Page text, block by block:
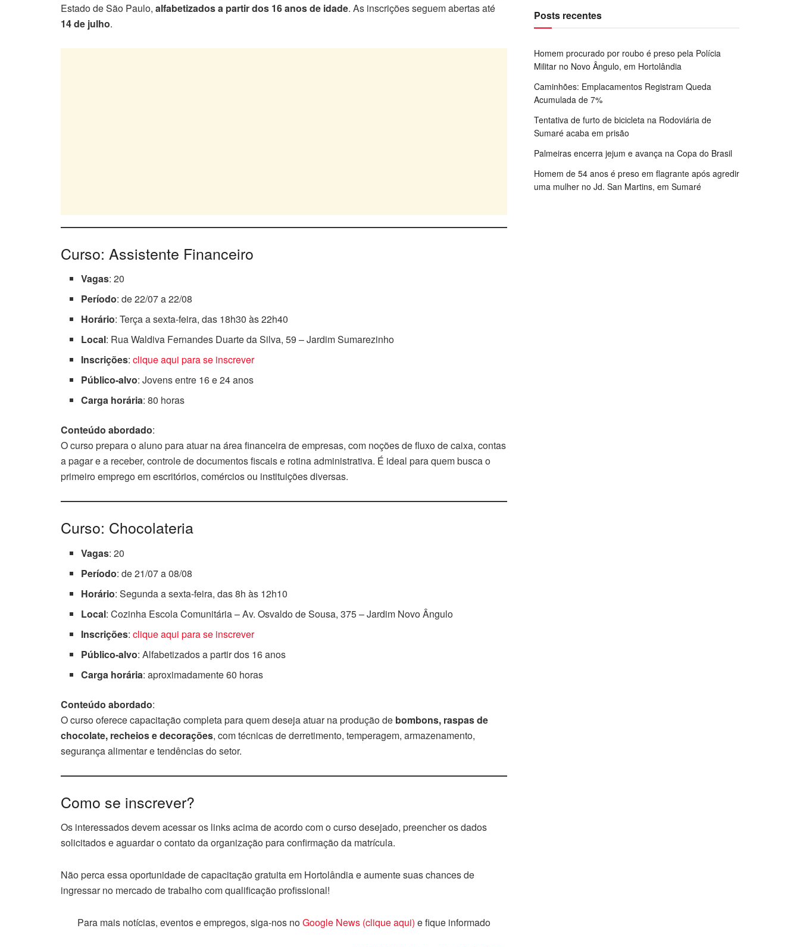
Estado de São Paulo, alfabetizados a partir dos 16 anos de idade. As inscrições seguem abertas até
14 de julho.
Curso: Assistente Financeiro
Vagas: 20
Período: de 22/07 a 22/08
Horário: Terça a sexta-feira, das 18h30 às 22h40
Local: Rua Waldiva Fernandes Duarte da Silva, 59 – Jardim Sumarezinho
Inscrições:clique aqui para se inscrever
Público-alvo: Jovens entre 16 e 24 anos
Carga horária: 80 horas
Conteúdo abordado:
O curso prepara o aluno para atuar na área financeira de empresas, com noções de fluxo de caixa, contas
a pagar e a receber, controle de documentos fiscais e rotina administrativa. É ideal para quem busca o
primeiro emprego em escritórios, comércios ou instituições diversas.
Curso: Chocolateria
Vagas: 20
Período: de 21/07 a 08/08
Horário: Segunda a sexta-feira, das 8h às 12h10
Local: Cozinha Escola Comunitária – Av. Osvaldo de Sousa, 375 – Jardim Novo Ângulo
Inscrições:clique aqui para se inscrever
Público-alvo: Alfabetizados a partir dos 16 anos
Carga horária: aproximadamente 60 horas
Conteúdo abordado:
O curso oferece capacitação completa para quem deseja atuar na produção de bombons, raspas de
chocolate, recheios e decorações, com técnicas de derretimento, temperagem, armazenamento,
segurança alimentar e tendências do setor.
Como se inscrever?
Os interessados devem acessar os links acima de acordo com o curso desejado, preencher os dados
solicitados e aguardar o contato da organização para confirmação da matrícula.
Não perca essa oportunidade de capacitação gratuita em Hortolândia e aumente suas chances de
ingressar no mercado de trabalho com qualificação profissional!
Para mais notícias, eventos e empregos, siga-nos noGoogle News (clique aqui) e fique informado
Posts recentes
Homem procurado por roubo é preso pela Polícia
Militar no Novo Ângulo, em Hortolândia
Caminhões: Emplacamentos Registram Queda
Acumulada de 7%
Tentativa de furto de bicicleta na Rodoviária de
Sumaré acaba em prisão
Palmeiras encerra jejum e avança na Copa do Brasil
Homem de 54 anos é preso em flagrante após agredir
uma mulher no Jd. San Martins, em Sumaré